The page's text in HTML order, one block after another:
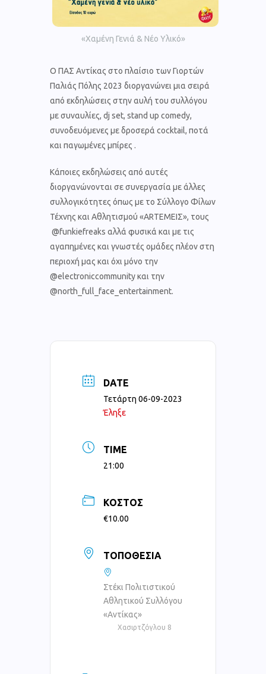
«Χαμένη Γενιά & Νέο Υλικό»
Ο ΠΑΣ Αντίκας στο πλαίσιο των Γιορτών
Παλιάς Πόλης 2023 διοργανώνει μια σειρά
από εκδηλώσεις στην αυλή του συλλόγου
με συναυλίες, dj set, stand up comedy,
συνοδευόμενες με δροσερά cocktail, ποτά
και παγωμένες μπίρες .
Κάποιες εκδηλώσεις από αυτές
διοργανώνονται σε συνεργασία με άλλες
συλλογικότητες όπως με το Σύλλογο Φίλων
Τέχνης και Αθλητισμού «ARTEMEIΣ», τους
@funkiefreaks αλλά φυσικά και με τις
αγαπημένες και γνωστές ομάδες πλέον στη
περιοχή μας και όχι μόνο την
@electroniccommunity και την
@north_full_face_entertainment.
DATE
Τετάρτη 06-09-2023
Έληξε
TIME
21:00
ΚΌΣΤΟΣ
€10.00
ΤΟΠΟΘΕΣΊΑ
Στέκι Πολιτιστικού
Αθλητικού Συλλόγου
«Αντίκας»
Χασιρτζόγλου 8